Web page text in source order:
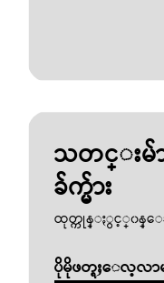
သတင္းမ်
ခ်က္မ်ား
ထုတ္ကုန္ႏွင့္၀န္ေဆ
ပိုမိုဖတ္ရႈေလ့လ